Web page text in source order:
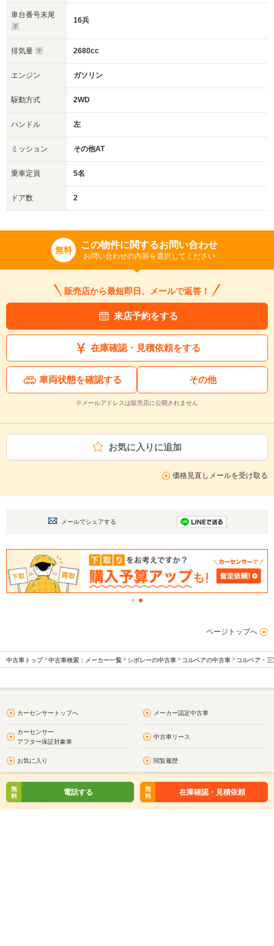
車台番号末尾
16兵
排気量 2680cc
エンジン ガソリン
駆動方式 2WD
ハンドル 左
ミッション その他AT
乗車定員 5名
ドア数 2
無料 この物件に関するお問い合わせ
お問い合わせの内容を選択してください
販売店から最短即日、メールで返答！
来店予約をする
在庫確認・見積依頼をする
車両状態を確認する その他
※メールアドレスは販売店に公開されません
お気に入りに追加
価格見直しメールを受け取る
メールでシェアする
ページトップへ
中古車トップ 中古車検索：メーカー一覧 シボレーの中古車 コルベアの中古車 コルベア・
カーセンサートップへ メーカー認定中古車
カーセンサー
アフター保証対象車
中古車リース
お気に入り 閲覧履歴
利用規約 サイトマップ
無
料
電話する
無
料
在庫確認・見積依頼